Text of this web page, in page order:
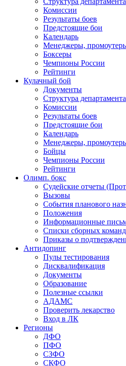
Комиссии
Результаты боев
Предстоящие бои
Календарь
Менеджеры,
Боксеры
Чемпионы России
Рейтинги
Кулачный бой
Документы
Структура департамента
Комиссии
Результаты боев
Предстоящие бои
Календарь
Менеджеры,
Бойцы
Чемпионы России
Рейтинги
Олимп. бокс
Судейские отчеты
Вызовы
События планового
Положения
Информационные
Списки сборных команд
Приказы о
Антидопинг
Пулы тестирования
Дисквалификация
Документы
Образование
Полезные ссылки
АДАМС
Проверить лекарство
Вход в ЛК
Регионы
ДФО
ПФО
СЗФО
СКФО